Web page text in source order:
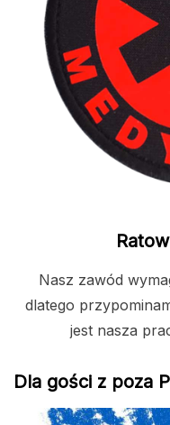
Nasz zawód
dlatego
jest nasza
Dla gości z poza